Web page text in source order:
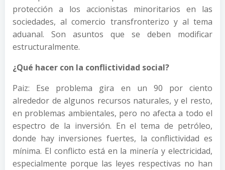
protección a los accionistas minoritarios en las
sociedades, al comercio transfronterizo y al tema
aduanal. Son asuntos que se deben modificar
estructuralmente.
¿Qué hacer con la conflictividad social?
Paiz: Ese problema gira en un 90 por ciento
alrededor de algunos recursos naturales, y el resto,
en problemas ambientales, pero no afecta a todo el
espectro de la inversión. En el tema de petróleo,
donde hay inversiones fuertes, la conflictividad es
mínima. El conflicto está en la minería y electricidad,
especialmente porque las leyes respectivas no han